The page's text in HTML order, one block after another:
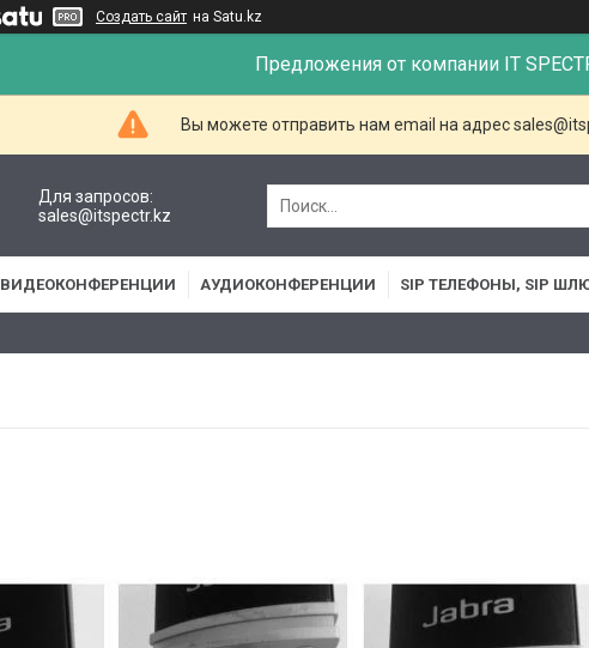
Создать сайт на Satu.kz
Предложения от компании IT
Вы можете отправить нам email на адрес
Для запросов:
sales@itspectr.kz
ВИДЕОКОНФЕРЕНЦИИ АУДИОКОНФЕРЕНЦИИ SIP ТЕЛЕФОНЫ, SIP